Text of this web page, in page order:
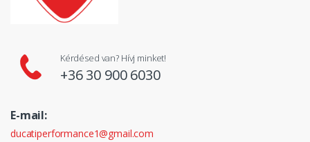
Kérdésed van? Hívj minket!
+36 30 900 6030
E-mail:
ducatiperformance1@gmail.com